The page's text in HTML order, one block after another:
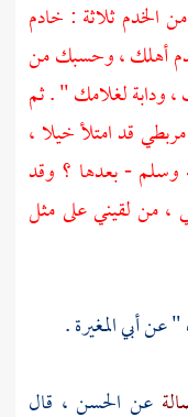
الخدم ثلاثة : خادم
أهلك ، وحسبك من
، ودابة لغلامك " . ثم
مربطي قد امتلأ خيلا ،
وسلم - بعدها ؟ وقد
، من لقيني على مثل
" عنأبي المغيرة.
عن الحسن ، قال